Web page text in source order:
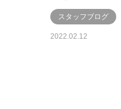
スタッフブログ
2022.02.12